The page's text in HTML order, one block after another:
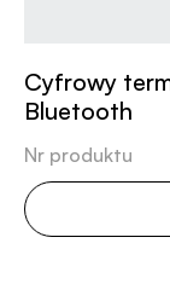
Cyfrowy
Bluetooth
Nr produktu